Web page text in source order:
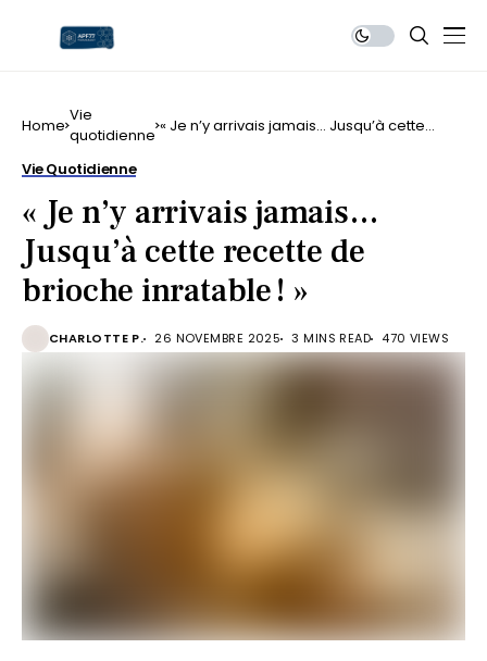
Home Vie
quotidienne « Je n’y arrivais jamais… Jusqu’à cette
Vie Quotidienne
« Je n’y arrivais jamais…
Jusqu’à cette recette de
brioche inratable ! »
CHARLOTTE P. 26 NOVEMBRE 2025 3 MINS READ 470 VIEWS